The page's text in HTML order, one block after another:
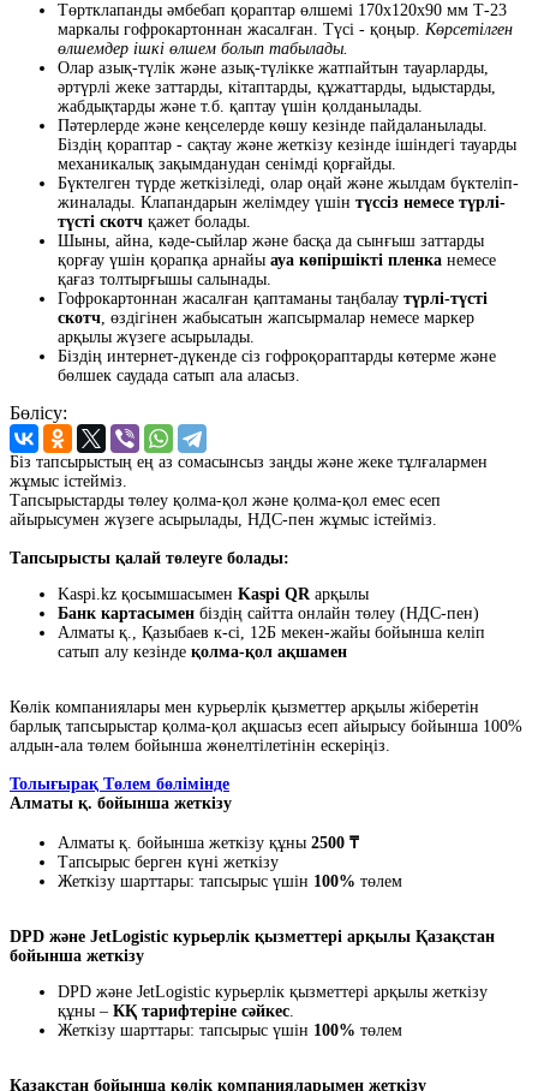
Төртклапанды әмбебап қораптар өлшемі 170x120x90 мм Т-23
маркалы гофрокартоннан жасалған. Түсі - қоңыр. Көрсетілген
өлшемдер ішкі өлшем болып табылады.
Олар азық-түлік және азық-түлікке жатпайтын тауарларды,
әртүрлі жеке заттарды, кітаптарды, құжаттарды, ыдыстарды,
жабдықтарды және т.б. қаптау үшін қолданылады.
Пәтерлерде және кеңселерде көшу кезінде пайдаланылады.
Біздің қораптар - сақтау және жеткізу кезінде ішіндегі тауарды
механикалық зақымданудан сенімді қорғайды.
Бүктелген түрде жеткізіледі, олар оңай және жылдам бүктеліп-
жиналады. Клапандарын желімдеу үшін түссіз немесе түрлі-
түсті скотч қажет болады.
Шыны, айна, кәде-сыйлар және басқа да сынғыш заттарды
қорғау үшін қорапқа арнайы ауа көпіршікті пленка немесе
қағаз толтырғышы салынады.
Гофрокартоннан жасалған қаптаманы таңбалау түрлі-түсті
скотч, өздігінен жабысатын жапсырмалар немесе маркер
арқылы жүзеге асырылады.
Біздің интернет-дүкенде сіз гофроқораптарды көтерме және
бөлшек саудада сатып ала аласыз.
Бөлісу:
Біз тапсырыстың ең аз сомасынсыз заңды және жеке тұлғалармен
жұмыс істейміз.
Тапсырыстарды төлеу қолма-қол және қолма-қол емес есеп
айырысумен жүзеге асырылады, НДС-пен жұмыс істейміз.
Тапсырысты қалай төлеуге болады:
Kaspi.kz қосымшасымен Kaspi QRарқылы
Банк картасымен біздің сайтта онлайн төлеу (НДС-пен)
Алматы қ., Қазыбаев к-сі, 12Б мекен-жайы бойынша келіп
сатып алу кезінде қолма-қол ақшамен
Көлік компаниялары мен курьерлік қызметтер арқылы жіберетін
барлық тапсырыстар қолма-қол ақшасыз есеп айырысу бойынша 100%
алдын-ала төлем бойынша жөнелтілетінін ескеріңіз.
Толығырақ Төлем бөлімінде
Алматы қ. бойынша жеткізу
Алматы қ. бойынша жеткізу құны 2500 ₸
Тапсырыс берген күні жеткізу
Жеткізу шарттары: тапсырыс үшін 100% төлем
DPD және JetLogistic курьерлік қызметтері арқылы Қазақстан
бойынша жеткізу
DPD және JetLogistic курьерлік қызметтері арқылы жеткізу
құны – КҚ тарифтеріне сәйкес.
Жеткізу шарттары: тапсырыс үшін 100% төлем
Қазақстан бойынша көлік компанияларымен жеткізу